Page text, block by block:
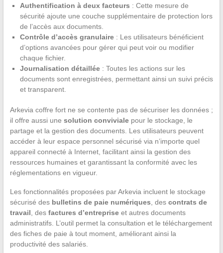
Authentification à deux facteurs : Cette mesure de
sécurité ajoute une couche supplémentaire de protection lors
de l’accès aux documents.
Contrôle d’accès granulaire: Les utilisateurs bénéficient
d’options avancées pour gérer qui peut voir ou modifier
chaque fichier.
Journalisation détaillée: Toutes les actions sur les
documents sont enregistrées, permettant ainsi un suivi précis
et transparent.
Arkevia coffre fort ne se contente pas de sécuriser les données ;
il offre aussi une solution convivialepour le stockage, le
partage et la gestion des documents. Les utilisateurs peuvent
accéder à leur espace personnel sécurisé via n’importe quel
appareil connecté à Internet, facilitant ainsi la gestion des
ressources humaines et garantissant la conformité avec les
réglementations en vigueur.
Les fonctionnalités proposées par Arkevia incluent le stockage
sécurisé des bulletins de paie numériques, des contrats de
travail, des factures d’entrepriseet autres documents
administratifs. L’outil permet la consultation et le téléchargement
des fiches de paie à tout moment, améliorant ainsi la
productivité des salariés.